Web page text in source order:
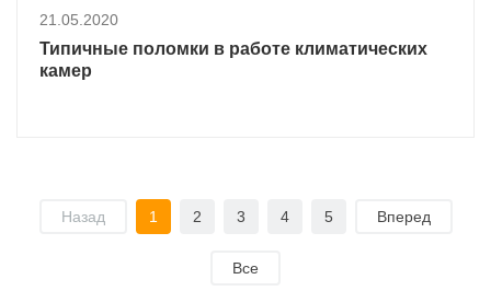
21.05.2020
Типичные поломки в работе климатических
камер
Назад 1 2 3 4 5 Вперед
Все